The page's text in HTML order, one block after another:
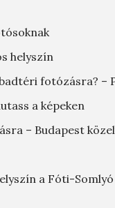
helyszín
fotózásra? –
a képeken
– Budapest
a Fóti-Somlyó